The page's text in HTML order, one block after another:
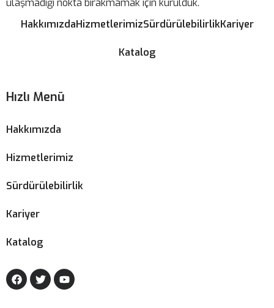
ulaşmadığı nokta bırakmamak için kurulduk.
HakkımızdaHizmetlerimizSürdürülebilirlikKariyer
Katalog
Hızlı Menü
Hakkımızda
Hizmetlerimiz
Sürdürülebilirlik
Kariyer
Katalog